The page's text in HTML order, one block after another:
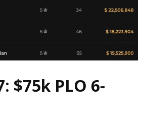
$75k PLO 6-